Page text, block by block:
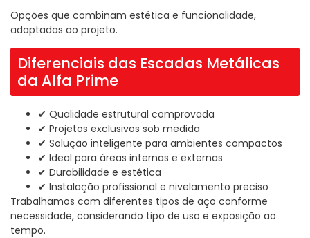
Opções que combinam estética e funcionalidade,
adaptadas ao projeto.
Diferenciais das Escadas Metálicas
da Alfa Prime
✔ Qualidade estrutural comprovada
✔ Projetos exclusivos sob medida
✔ Solução inteligente para ambientes compactos
✔ Ideal para áreas internas e externas
✔ Durabilidade e estética
✔ Instalação profissional e nivelamento preciso
Trabalhamos com diferentes tipos de aço conforme
necessidade, considerando tipo de uso e exposição ao
tempo.